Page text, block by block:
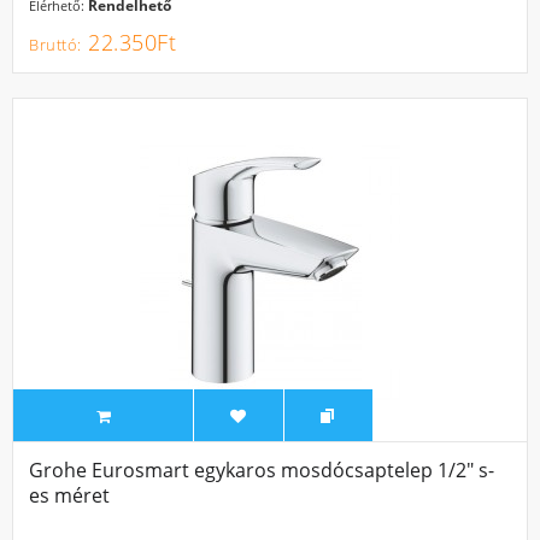
Elérhető: Rendelhető
22.350Ft
Grohe Eurosmart egykaros mosdócsaptelep 1/2″ s-
es méret